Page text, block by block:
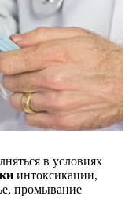
в условиях
интоксикации,
промывание